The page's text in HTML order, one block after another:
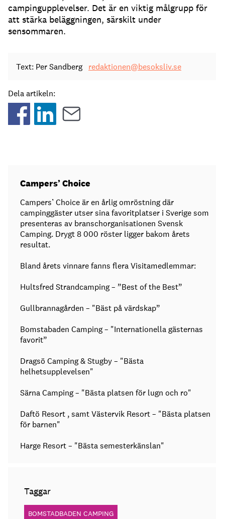
campingupplevelser. Det är en viktig målgrupp för
att stärka beläggningen, särskilt under
sensommaren.
Text: Per Sandberg redaktionen@besoksliv.se
Dela artikeln:
Campers’ Choice
Campers’ Choice är en årlig omröstning där
campinggäster utser sina favoritplatser i Sverige som
presenteras av branschorganisationen Svensk
Camping. Drygt 8 000 röster ligger bakom årets
resultat.
Bland årets vinnare fanns flera Visitamedlemmar:
Hultsfred Strandcamping – ”Best of the Best”
Gullbrannagården – "Bäst på värdskap”
Bomstabaden Camping – "Internationella gästernas
favorit”
Dragsö Camping & Stugby – "Bästa
helhetsupplevelsen"
Särna Camping – "Bästa platsen för lugn och ro"
Daftö Resort , samt Västervik Resort – "Bästa platsen
för barnen"
Harge Resort – "Bästa semesterkänslan"
Taggar
BOMSTADBADEN CAMPING